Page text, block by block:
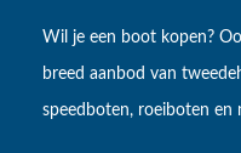
Wil je een boot kopen?
breed aanbod van
speedboten, roeiboten en